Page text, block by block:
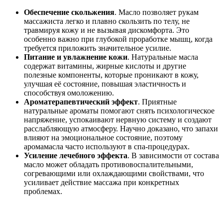
Обеспечение скольжения. Масло позволяет рукам
массажиста легко и плавно скользить по телу, не
травмируя кожу и не вызывая дискомфорта. Это
особенно важно при глубокой проработке мышц, когда
требуется приложить значительное усилие.
Питание и увлажнение кожи. Натуральные масла
содержат витамины, жирные кислоты и другие
полезные компоненты, которые проникают в кожу,
улучшая её состояние, повышая эластичность и
способствуя омоложению.
Ароматерапевтический эффект. Приятные
натуральные ароматы помогают снять психологическое
напряжение, успокаивают нервную систему и создают
расслабляющую атмосферу. Научно доказано, что запахи
влияют на эмоциональное состояние, поэтому
аромамасла часто используют в спа-процедурах.
Усиление лечебного эффекта. В зависимости от состава
масло может обладать противовоспалительными,
согревающими или охлаждающими свойствами, что
усиливает действие массажа при конкретных
проблемах.